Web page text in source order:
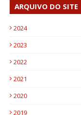
ARQUIVO DO SITE
2024
2023
2022
2021
2020
2019